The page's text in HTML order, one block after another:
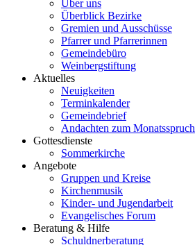
Über uns
Überblick Bezirke
Gremien und Ausschüsse
Pfarrer und Pfarrerinnen
Gemeindebüro
Weinbergstiftung
Aktuelles
Neuigkeiten
Terminkalender
Gemeindebrief
Andachten zum Monatsspruch
Gottesdienste
Sommerkirche
Angebote
Gruppen und Kreise
Kirchenmusik
Kinder- und Jugendarbeit
Evangelisches Forum
Beratung & Hilfe
Schuldnerberatung